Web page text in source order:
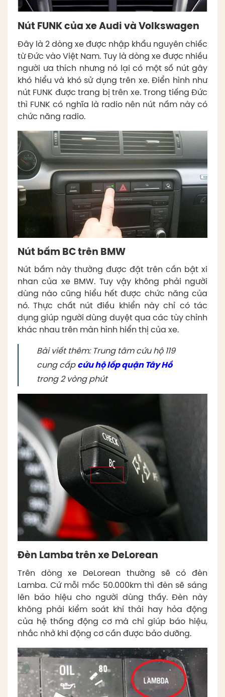
Nút FUNK của xe Audi và Volkswagen
Đây là 2 dòng xe được nhập khẩu nguyên chiếc
từ Đức vào Việt Nam. Tuy là dòng xe được nhiều
người ưa thích nhưng nó lại có một số nút gây
khó hiểu và khó sử dụng trên xe. Điển hình như
nút FUNK được trang bị trên xe. Trong tiếng Đức
thì FUNK có nghĩa là radio nên nút nấm này có
chức năng radio.
Nút bấm BC trên BMW
Nút bấm này thường được đặt trên cần bật xi
nhan của xe BMW. Tuy vậy không phải người
dùng nào cũng hiểu hết được chức năng của
nó. Thực chất nút điều khiển này chỉ có tác
dụng giúp người dùng duyệt qua các tùy chỉnh
khác nhau trên màn hình hiển thị của xe.
Bài viết thêm: Trung tâm cứu hộ 119
cung cấp cứu hộ lốp quận Tây Hồ
trong 2 vòng phút
Đèn Lamba trên xe DeLorean
Trên dòng xe DeLorean thường sẽ có đèn
Lamba. Cứ mỗi mốc 50.000km thì đèn sẽ sáng
lên báo hiệu cho người dùng thấy. Đèn này
không phải kiểm soát khí thải hay hỏa động
của hệ thống động cơ mà chỉ giúp báo hiệu,
nhắc nhở khi động cơ cần được bảo dưỡng.